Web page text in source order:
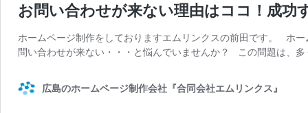
お問い合わせが来ない理由はココ！成功
ホームページ制作をしておりますエムリンクスの前田です。 ホ
問い合わせが来ない・・・と悩んでいませんか？ この問題は、
広島のホームページ制作会社『合同会社エムリンクス』